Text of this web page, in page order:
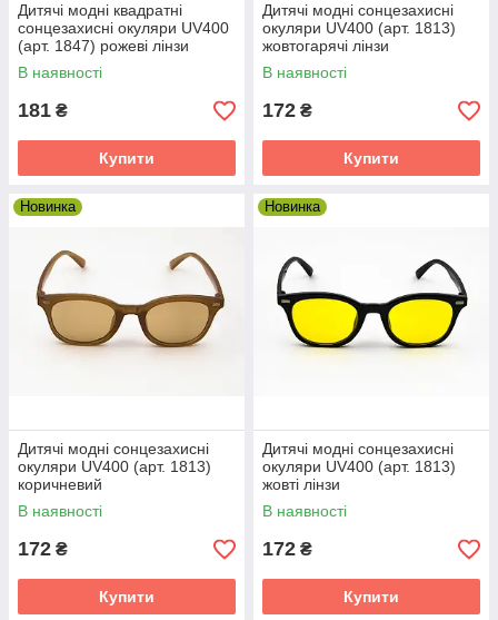
Поспішіть освіжити свої аксесуари до літа!
Дитячі модні квадратні
сонцезахисні окуляри UV400
(арт. 1847) рожеві лінзи
В наявності
181 ₴
Купити
Дитячі модні сонцезахисні
окуляри UV400 (арт. 1813)
жовтогарячі лінзи
В наявності
172 ₴
Купити
Новинка
Дитячі модні сонцезахисні
окуляри UV400 (арт. 1813)
коричневий
В наявності
172 ₴
Купити
Новинка
Дитячі модні сонцезахисні
окуляри UV400 (арт. 1813)
жовті лінзи
В наявності
172 ₴
Купити